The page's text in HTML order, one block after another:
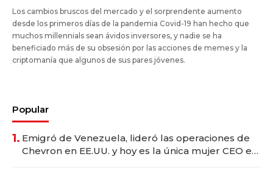
Los cambios bruscos del mercado y el sorprendente aumento
desde los primeros días de la pandemia Covid-19 han hecho que
muchos millennials sean ávidos inversores, y nadie se ha
beneficiado más de su obsesión por las acciones de memes y la
criptomanía que algunos de sus pares jóvenes.
Popular
1. Emigró de Venezuela, lideró las operaciones de
Chevron en EE.UU. y hoy es la única mujer CEO en